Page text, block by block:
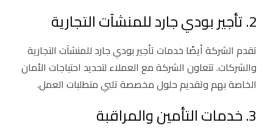
2. تأجير بودي جارد للمنشآت التجارية
تقدم الشركة أيضًا خدمات تأجير بودي جارد للمنشآت التجارية
والشركات. تتعاون الشركة مع العملاء لتحديد احتياجات الأمان
الخاصة بهم وتقديم حلول مخصصة تلبي متطلبات العمل.
3. خدمات التأمين والمراقبة